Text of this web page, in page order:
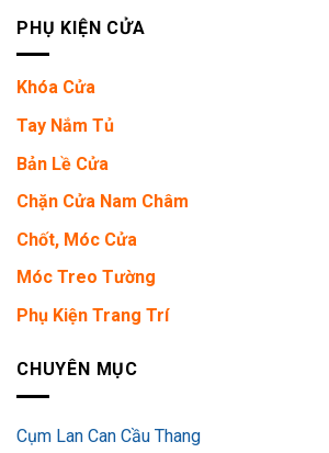
PHỤ KIỆN CỬA
Khóa Cửa
Tay Nắm Tủ
Bản Lề Cửa
Chặn Cửa Nam Châm
Chốt, Móc Cửa
Móc Treo Tường
Phụ Kiện Trang Trí
CHUYÊN MỤC
Cụm Lan Can Cầu Thang